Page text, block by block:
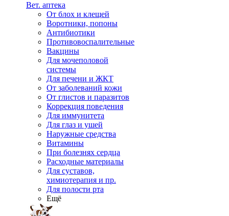
Вет. аптека
От блох и клещей
Воротники, попоны
Антибиотики
Противовоспалительные
Вакцины
Для мочеполовой
системы
Для печени и ЖКТ
От заболеваний кожи
От глистов и паразитов
Коррекция поведения
Для иммунитета
Для глаз и ушей
Наружные средства
Витамины
При болезнях сердца
Расходные материалы
Для суставов,
химиотерапия и пр.
Для полости рта
Ещё